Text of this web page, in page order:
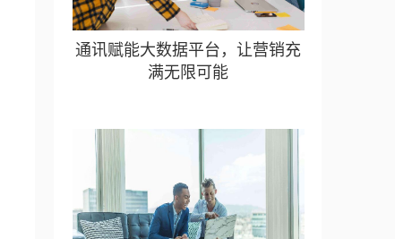
通讯赋能大数据平台，让营销充
满无限可能